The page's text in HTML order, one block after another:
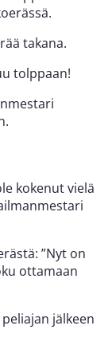
takana.
tolppaan!
kokenut vielä
”Nyt on
ottamaan
jälkeen